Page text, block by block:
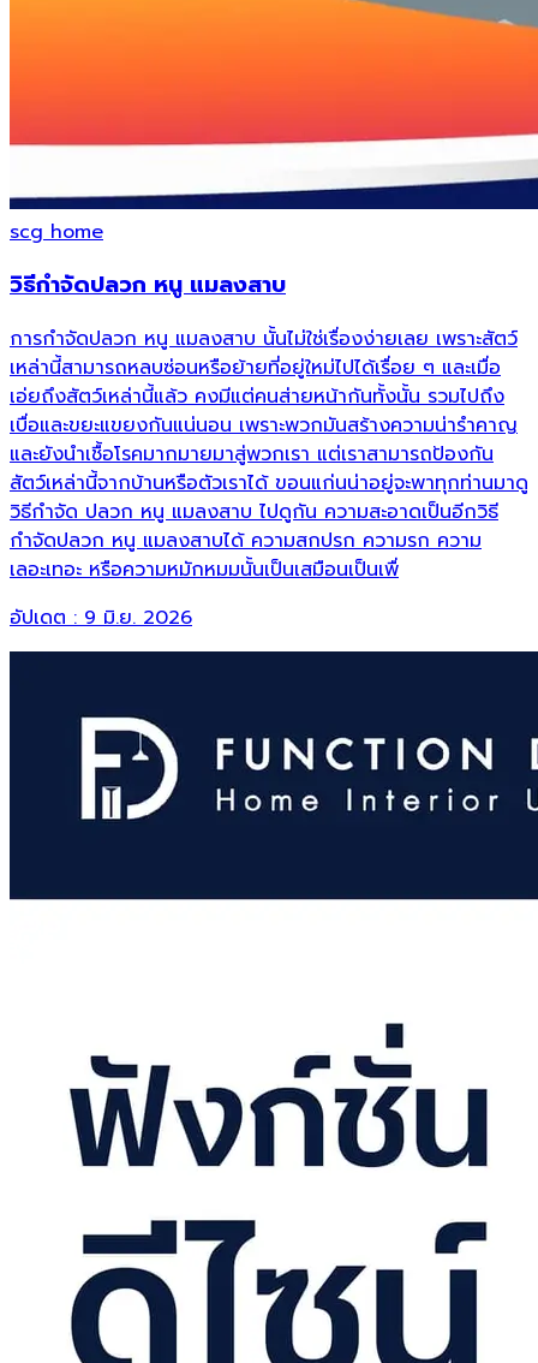
scg home
วิธีกำจัดปลวก หนู แมลงสาบ
การกำจัดปลวก หนู แมลงสาบ นั้นไม่ใช่เรื่องง่ายเลย เพราะสัตว์
เหล่านี้สามารถหลบซ่อนหรือย้ายที่อยู่ใหม่ไปได้เรื่อย ๆ และเมื่อ
เอ่ยถึงสัตว์เหล่านี้แล้ว คงมีแต่คนส่ายหน้ากันทั้งนั้น รวมไปถึง
เบื่อและขยะแขยงกันแน่นอน เพราะพวกมันสร้างความน่ารำคาญ
และยังนำเชื้อโรคมากมายมาสู่พวกเรา แต่เราสามารถป้องกัน
สัตว์เหล่านี้จากบ้านหรือตัวเราได้ ขอนแก่นน่าอยู่จะพาทุกท่านมาดู
วิธีกำจัด ปลวก หนู แมลงสาบ ไปดูกัน ความสะอาดเป็นอีกวิธี
กำจัดปลวก หนู แมลงสาบได้ ความสกปรก ความรก ความ
เลอะเทอะ หรือความหมักหมมนั้นเป็นเสมือนเป็นเพื่
อัปเดต :9 มิ.ย. 2026